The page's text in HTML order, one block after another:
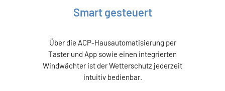
Smart gesteuert
Über die ACP-Hausautomatisierung per
Taster und App sowie einen integrierten
Windwächter ist der Wetterschutz jederzeit
intuitiv bedienbar.